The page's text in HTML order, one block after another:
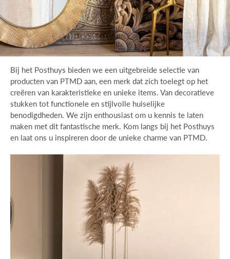
Bij het Posthuys bieden we een uitgebreide selectie van
producten van PTMD aan, een merk dat zich toelegt op het
creëren van karakteristieke en unieke items. Van decoratieve
stukken tot functionele en stijlvolle huiselijke
benodigdheden. We zijn enthousiast om u kennis te laten
maken met dit fantastische merk. Kom langs bij het Posthuys
en laat ons u inspireren door de unieke charme van PTMD.